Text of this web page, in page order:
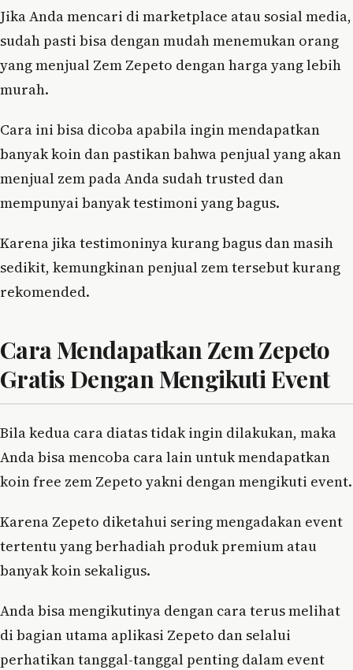
Jika Anda mencari di marketplace atau sosial media,
sudah pasti bisa dengan mudah menemukan orang
yang menjual Zem Zepeto dengan harga yang lebih
murah.
Cara ini bisa dicoba apabila ingin mendapatkan
banyak koin dan pastikan bahwa penjual yang akan
menjual zem pada Anda sudah trusted dan
mempunyai banyak testimoni yang bagus.
Karena jika testimoninya kurang bagus dan masih
sedikit, kemungkinan penjual zem tersebut kurang
rekomended.
Cara Mendapatkan Zem Zepeto
Gratis Dengan Mengikuti Event
Bila kedua cara diatas tidak ingin dilakukan, maka
Anda bisa mencoba cara lain untuk mendapatkan
koin free zem Zepeto yakni dengan mengikuti event.
Karena Zepeto diketahui sering mengadakan event
tertentu yang berhadiah produk premium atau
banyak koin sekaligus.
Anda bisa mengikutinya dengan cara terus melihat
di bagian utama aplikasi Zepeto dan selalui
perhatikan tanggal-tanggal penting dalam event